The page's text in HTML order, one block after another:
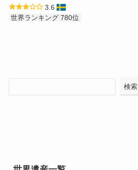
3.6
世界ランキング 780位
検索